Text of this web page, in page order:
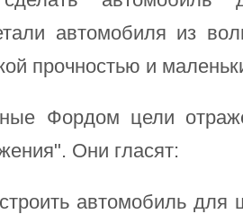
автомобиля из
прочностью и
Фордом цели
Они гласят:
автомобиль для